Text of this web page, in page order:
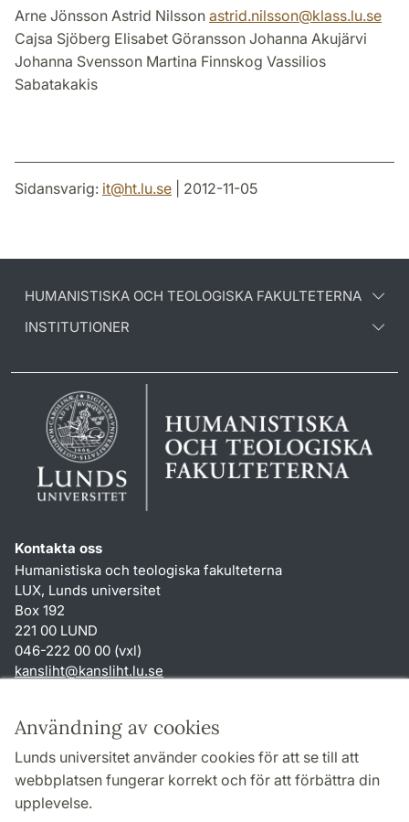
Användning av cookies
Lunds universitet använder cookies för att se till att
webbplatsen fungerar korrekt och för att förbättra din
upplevelse.
Arne Jönsson Astrid Nilsson astrid.nilsson@klass.lu.se
Cajsa Sjöberg Elisabet Göransson Johanna Akujärvi
Johanna Svensson Martina Finnskog Vassilios
Sabatakakis
Sidansvarig: it@ht.lu.se | 2012-11-05
HUMANISTISKA OCH TEOLOGISKA FAKULTETERNA
INSTITUTIONER
Kontakta oss
Humanistiska och teologiska fakulteterna
LUX, Lunds universitet
Box 192
221 00 LUND
046-222 00 00 (vxl)
kansliht@kansliht.lu.se
Genvägar
Om webbplatsen och cookies
Behandling av personuppgifter
Tillgänglighetsredogörelse